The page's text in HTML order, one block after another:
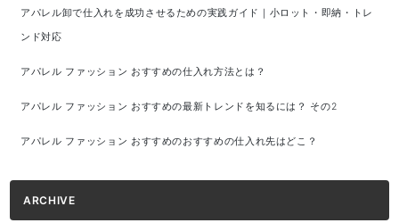
アパレル卸で仕入れを成功させるための実践ガイド｜小ロット・即納・トレ
ンド対応
アパレル ファッション おすすめの仕入れ方法とは？
アパレル ファッション おすすめの最新トレンドを知るには？ その2
アパレル ファッション おすすめのおすすめの仕入れ先はどこ？
ARCHIVE